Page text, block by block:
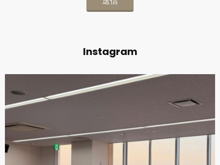
Instagram